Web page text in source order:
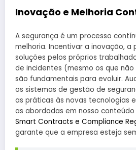
Inovação e Melhoria
A segurança é um processo
melhoria. Incentivar a inovação, a
soluções pelos próprios
de incidentes (mesmo os que
são fundamentais para evoluir.
os sistemas de gestão de
as práticas às novas tecnologias
as abordadas em nosso conteúdo
Smart Contracts e Compliance
garante que a empresa esteja